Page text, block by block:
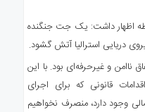
اظهار داشت: یک جت جنگنده
ناامن و غیرحرفه‌ای بود. با این
قانونی که برای اجرای
وجود دارد، منصرف نخواهیم